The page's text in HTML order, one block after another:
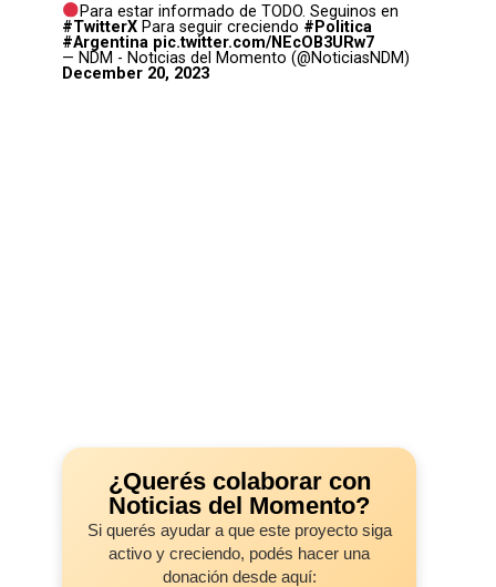
Para estar informado de TODO. Seguinos en
#TwitterX Para seguir creciendo #Politica
#Argentina pic.twitter.com/NEcOB3URw7
— NDM - Noticias del Momento (@NoticiasNDM)
December 20, 2023
¿Querés colaborar con
Noticias del Momento?
Si querés ayudar a que este proyecto siga
activo y creciendo, podés hacer una
donación desde aquí: